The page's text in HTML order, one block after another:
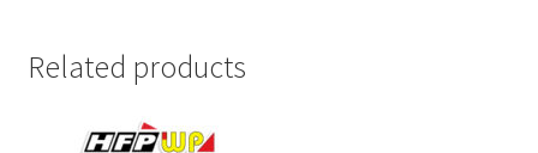
Related products